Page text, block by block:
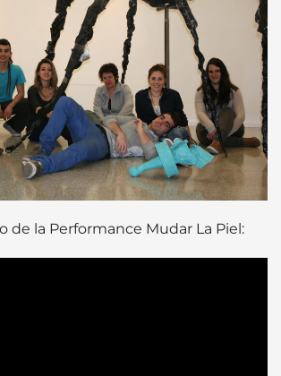
de la Performance Mudar La Piel: